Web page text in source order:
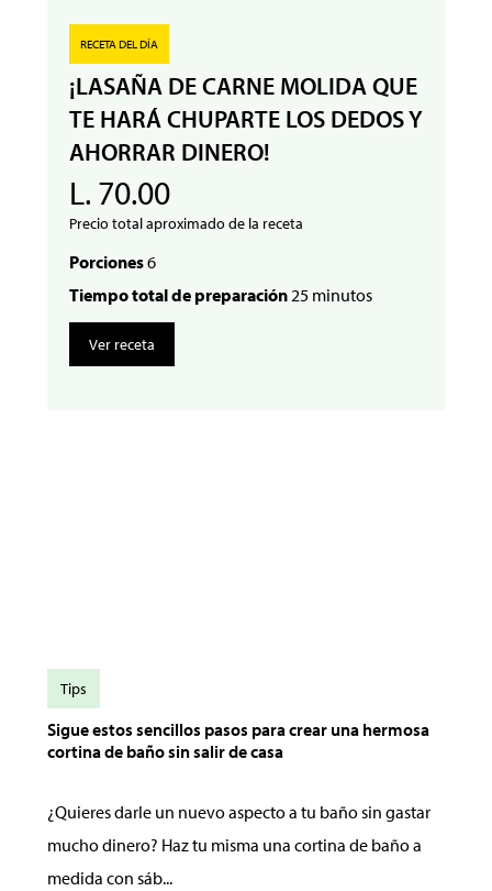
RECETA DEL DÍA
¡LASAÑA DE CARNE MOLIDA QUE
TE HARÁ CHUPARTE LOS DEDOS Y
AHORRAR DINERO!
L. 70.00
Precio total aproximado de la receta
Porciones6
Tiempo total de preparación25 minutos
Ver receta
Sigue estos sencillos pasos para crear una hermosa
cortina de baño sin salir de casa
¿Quieres darle un nuevo aspecto a tu baño sin gastar
mucho dinero? Haz tu misma una cortina de baño a
medida con sáb...
Tips